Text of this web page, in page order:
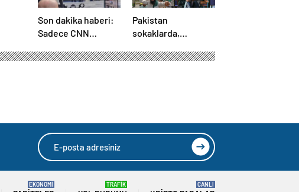
Son dakika haberi:
Sadece CNN
Elize’de! Suriye
Pakistan
sokaklarda,
tatbikatta: “Ateşle
EKONOMİ TRAFİK CANLI